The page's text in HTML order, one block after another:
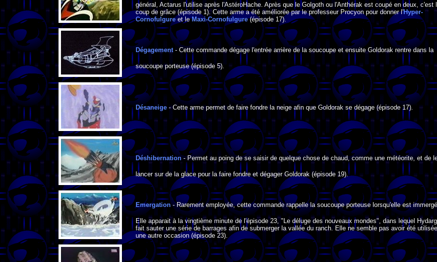
général, Actarus l'utilise après l'AstéroHache. Après que le Golgoth ou l'Anthérak est coupé en deux, c'est
coup de grâce (épisode 1). Cette arme a été améliorée par le professeur Procyon pour donner l'Hyper-
Cornofulgureet leMaxi-Cornofulgure(épisode 17).
Dégagement- Cette commande dégage l'entrée arrière de la soucoupe et ensuite Goldorak rentre dans la
soucoupe porteuse (épisode 5).
Désaneige - Cette arme permet de faire fondre la neige afin que Goldorak se dégage (épisode 17).
Déshibernation- Permet au poing de se saisir de quelque chose de chaud, comme une météorite, et de
lancer sur de la glace pour la faire fondre et dégager Goldorak (épisode 19).
Emergation- Rarement employée, cette commande rappelle la soucoupe porteuse lorsqu'elle est
Elle apparait à la vingtième minute de l'épisode 23, "Le déluge des nouveaux mondes", dans lequel
fait sauter une série de barrages afin de submerger la vallée du ranch. Elle ne semble pas avoir été
une autre occasion (épisode 23).